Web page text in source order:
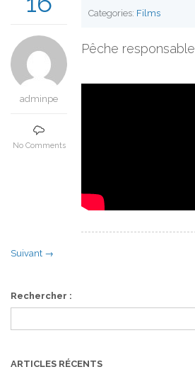
adminpe
No Comments
Categories: Films
Pêche responsable
Suivant →
Rechercher :
ARTICLES RÉCENTS